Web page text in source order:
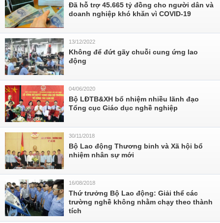
Đã hỗ trợ 45.665 tỷ đồng cho người dân và
doanh nghiệp khó khăn vì COVID-19
13/12/2022
Không để đứt gãy chuỗi cung ứng lao
động
04/06/2020
Bộ LĐTB&XH bổ nhiệm nhiều lãnh đạo
Tổng cục Giáo dục nghề nghiệp
30/11/2018
Bộ Lao động Thương binh và Xã hội bổ
nhiệm nhân sự mới
16/08/2018
Thứ trưởng Bộ Lao động: Giải thể các
trường nghề không nhằm chạy theo thành
tích